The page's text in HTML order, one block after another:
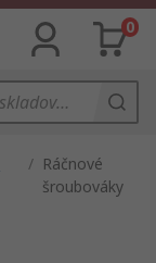
0
/ Ráčnové
šroubováky